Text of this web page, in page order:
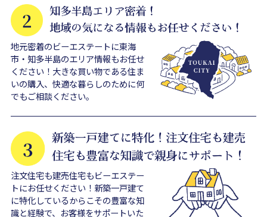
地元密着のビーエステートに東海
市・知多半島のエリア情報もお任せ
ください！大きな買い物である住ま
いの購入、快適な暮らしのために何
でもご相談ください。
注文住宅も建売住宅もビーエステー
トにお任せください！新築一戸建て
に特化しているからこその豊富な知
識と経験で、お客様をサポートいた